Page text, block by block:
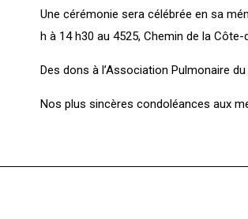
Une cérémonie sera célébrée en sa
h à 14 h30 au 4525, Chemin de la
Des dons à l’Association Pulmonaire
Nos plus sincères condoléances aux